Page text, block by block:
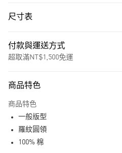
尺寸表
付款與運送方式
超取滿NT$1,500免運
LINE Pay
商品特色
商品特色
一般版型
羅紋圓領
100% 棉